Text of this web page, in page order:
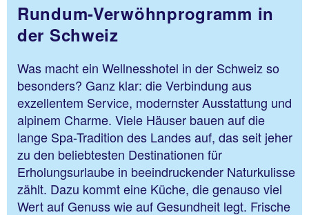
Rundum-Verwöhnprogramm in
der Schweiz
Was macht ein Wellnesshotel in der Schweiz so
besonders? Ganz klar: die Verbindung aus
exzellentem Service, modernster Ausstattung und
alpinem Charme. Viele Häuser bauen auf die
lange Spa-Tradition des Landes auf, das seit jeher
zu den beliebtesten Destinationen für
Erholungsurlaube in beeindruckender Naturkulisse
zählt. Dazu kommt eine Küche, die genauso viel
Wert auf Genuss wie auf Gesundheit legt. Frische